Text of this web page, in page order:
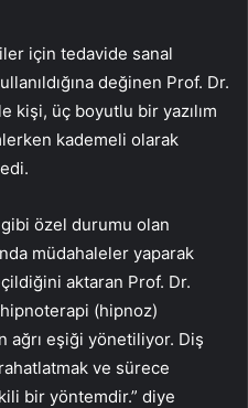
için tedavide sanal
değinen Prof. Dr.
kişi, üç boyutlu bir yazılım
kademeli olarak
özel durumu olan
müdahaleler yaparak
aktaran Prof. Dr.
(hipnoz)
ağrı eşiği yönetiliyor. Diş
ve sürece
bir yöntemdir.” diye